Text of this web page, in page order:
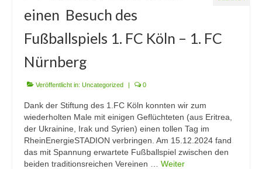
einen Besuch des
Fußballspiels 1. FC Köln – 1. FC
Nürnberg
Veröffentlicht in: Uncategorized | 0
Dank der Stiftung des 1.FC Köln konnten wir zum
wiederholten Male mit einigen Geflüchteten (aus Eritrea,
der Ukrainine, Irak und Syrien) einen tollen Tag im
RheinEnergieSTADION verbringen. Am 15.12.2024 fand
das mit Spannung erwartete Fußballspiel zwischen den
beiden traditionsreichen Vereinen … Weiter